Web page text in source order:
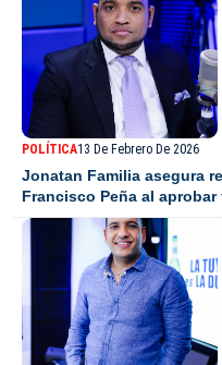
POLÍTICA13 De Febrero De 2026
Jonatan Familia asegura
Francisco Peña al